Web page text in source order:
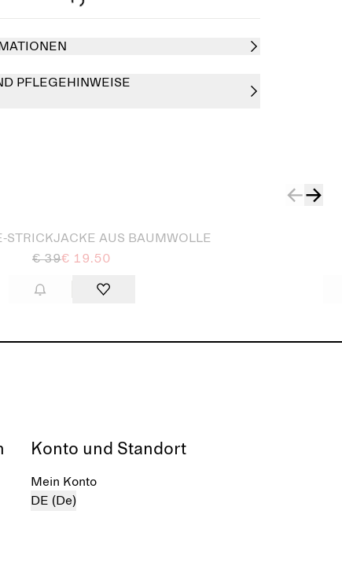
PFLEGEHINWEISE
STRICKJACKE AUS BAUMWOLLE
€ 39€ 19.50
Ausverkauft
Konto und Standort
Mein Konto
DE (De)